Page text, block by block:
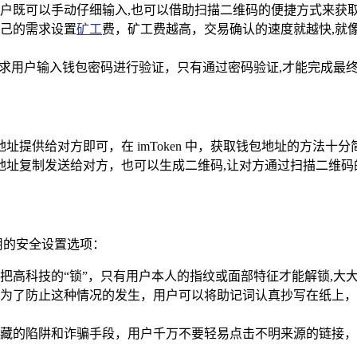
既可以手动仔细输入,也可以借助扫描二维码的便捷方式来获
的需求设置矿工费，矿工费越高，交易确认的速度就越快,就
用户输入钱包密码进行验证，只有通过密码验证,才能完成最
提供给对方即可，在 imToken 中，获取钱包地址的方法十
复制发送给对方，也可以生成二维码,让对方通过扫描二维
安全设置选项：
高科技的“锁”，只有用户本人的指纹或面部特征才能解锁,大
了防止这种情况的发生，用户可以将助记词认真抄写在纸上
的陷阱和诈骗手段，用户千万不要轻易点击不明来源的链接